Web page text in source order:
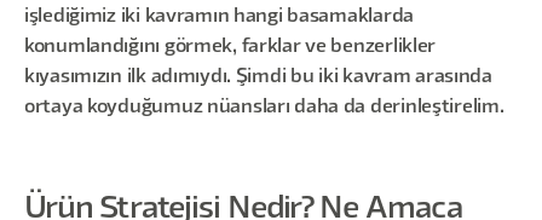
işlediğimiz iki kavramın hangi basamaklarda
konumlandığını görmek, farklar ve benzerlikler
kıyasımızın ilk adımıydı. Şimdi bu iki kavram arasında
ortaya koyduğumuz nüansları daha da derinleştirelim.
Ürün Stratejisi Nedir? Ne Amaca